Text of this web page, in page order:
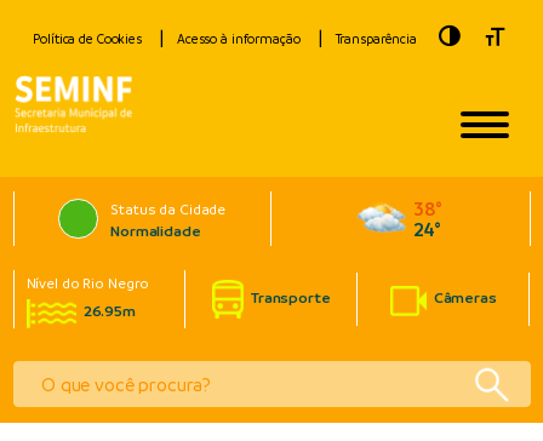
Política de Cookies Acesso à informação Transparência Toggle
Status da Cidade
Normalidade
38°
24°
Nível do Rio Negro
26.95m
Transporte Câmeras